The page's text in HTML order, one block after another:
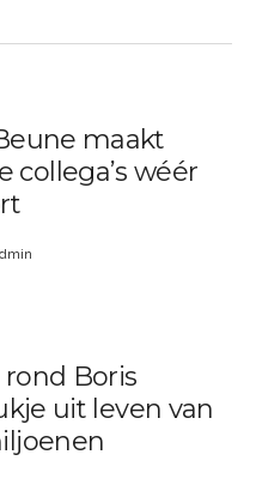
maakt
wéér
Boris
uit leven van